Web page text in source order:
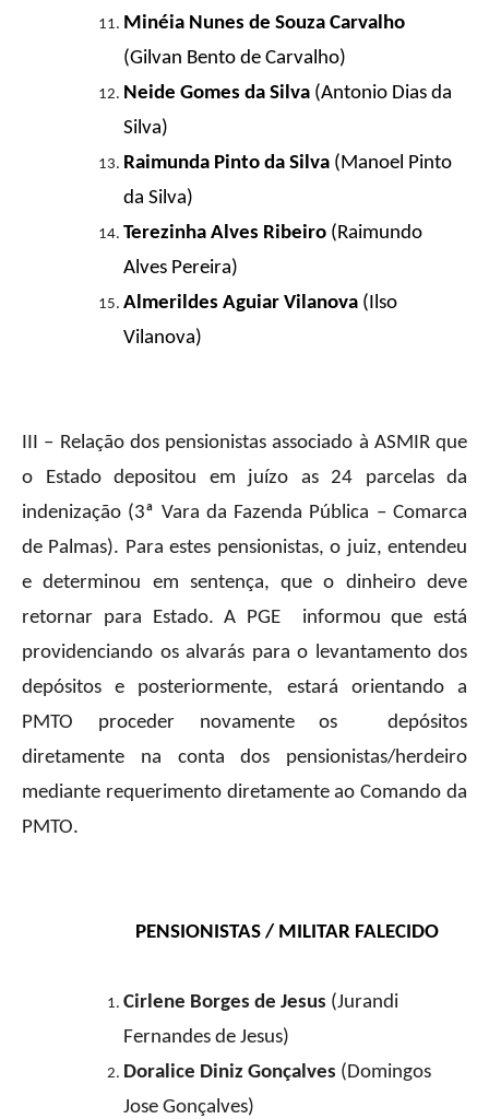
Minéia Nunes de Souza Carvalho
(Gilvan Bento de Carvalho)
Neide Gomes da Silva (Antonio Dias da
Silva)
Raimunda Pinto da Silva (Manoel Pinto
da Silva)
Terezinha Alves Ribeiro (Raimundo
Alves Pereira)
Almerildes Aguiar Vilanova (Ilso
Vilanova)
III – Relação dos pensionistas associado à ASMIR que
o Estado depositou em juízo as 24 parcelas da
indenização (3ª Vara da Fazenda Pública – Comarca
de Palmas). Para estes pensionistas, o juiz, entendeu
e determinou em sentença, que o dinheiro deve
retornar para Estado. A PGE informou que está
providenciando os alvarás para o levantamento dos
depósitos e posteriormente, estará orientando a
PMTO proceder novamente os depósitos
diretamente na conta dos pensionistas/herdeiro
mediante requerimento diretamente ao Comando da
PMTO.
PENSIONISTAS / MILITAR FALECIDO
Cirlene Borges de Jesus (Jurandi
Fernandes de Jesus)
Doralice Diniz Gonçalves (Domingos
Jose Gonçalves)